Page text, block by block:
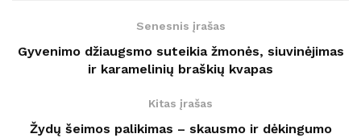
Senesnis įrašas
Gyvenimo džiaugsmo suteikia žmonės, siuvinėjimas
ir karamelinių braškių kvapas
Kitas įrašas
Žydų šeimos palikimas – skausmo ir dėkingumo